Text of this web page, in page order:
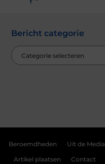
Bericht categorie
Beroemdheden Uit de Media
Artikel plaatsen Contact